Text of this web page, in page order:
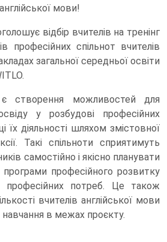
мови!
відбір вчителів на тренінг
професійних спільнот вчителів
загальної середньої освіти
створення можливостей для
у розбудові професійних
їх діяльності шляхом змістовної
Такі спільноти сприятимуть
самостійно і якісно планувати
програми професійного розвитку
професійних потреб. Це також
вчителів англійської мови
навчання в межах проєкту.